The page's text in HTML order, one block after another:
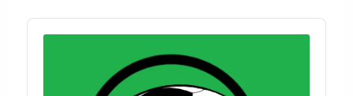
Audio
Player